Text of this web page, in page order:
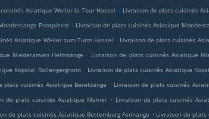
Asiatique Weiler-la-Tour Hassel . Livraison de plats cuisinés
Pontpierre . Livraison de plats cuisinés Asiatique
Asiatique Weiler zum Turm Hassel . Livraison de plats cuisinés
Niederanven Helmsange . Livraison de plats cuisinés Asiatique
Kopstal Rollengergronn . Livraison de plats cuisinés Asiatique
plats cuisinés Asiatique Bereldange . Livraison de plats cuisinés
de plats cuisinés Asiatique Mamer . Livraison de plats cuisinés
de plats cuisinés Asiatique Bettemburg Fennange . Livraison de plats